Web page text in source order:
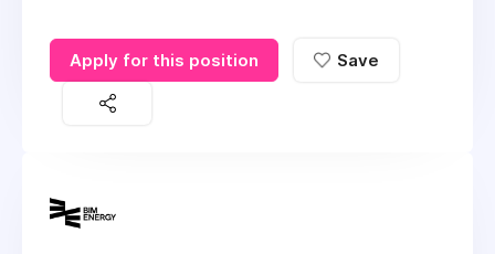
Apply for this position Save